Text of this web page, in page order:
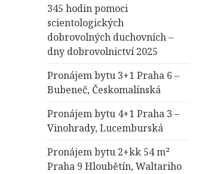
345 hodin pomoci
scientologických
dobrovolných duchovních –
dny dobrovolnictví 2025
Pronájem bytu 3+1 Praha 6 –
Bubeneč, Českomalínská
Pronájem bytu 4+1 Praha 3 –
Vinohrady, Lucemburská
Pronájem bytu 2+kk 54 m²
Praha 9 Hloubětín, Waltariho